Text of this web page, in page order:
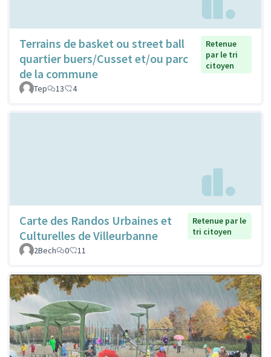
Terrains de basket ou street ball
quartier buers/Cusset et/ou parc
de la commune
Retenue
par le tri
citoyen
Tep 13 4
Carte des Randos Urbaines et
Culturelles de Villeurbanne
Retenue par le
tri citoyen
2Bech
0 11